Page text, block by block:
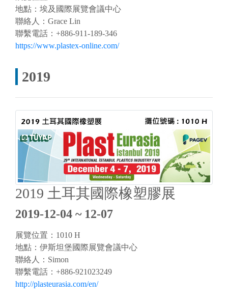
地點：埃及國際展覽會議中心
聯絡人：Grace Lin
聯繫電話：+886-911-189-346
https://www.plastex-online.com/
2019
2019 土耳其國際橡塑膠展
2019-12-04 ~ 12-07
展覽位置：1010 H
地點：伊斯坦堡國際展覽會議中心
聯絡人：Simon
聯繫電話：+886-921023249
http://plasteurasia.com/en/